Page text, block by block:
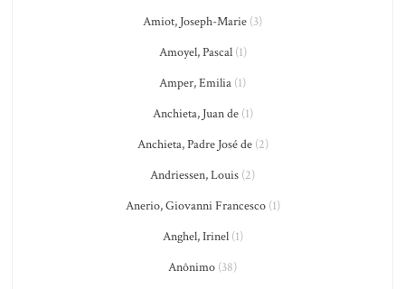
Amiot, Joseph-Marie (3)
Amoyel, Pascal(1)
Amper, Emilia (1)
Anchieta, Juan de(1)
Anchieta, Padre José de(2)
Andriessen, Louis (2)
Anerio, Giovanni Francesco(1)
Anghel, Irinel(1)
Anônimo (38)